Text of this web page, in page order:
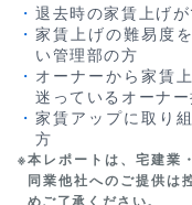
退去時の家賃上げ
家賃上げの難易度
い管理部の方
オーナーから家賃
迷っているオーナ
家賃アップに取り
方
※本レポートは、宅建業
同業他社へのご提供は
めご了承ください。